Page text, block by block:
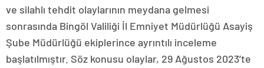
ve silahlı tehdit olaylarının meydana gelmesi
sonrasında Bingöl Valiliği İl Emniyet Müdürlüğü Asayiş
Şube Müdürlüğü ekiplerince ayrıntılı inceleme
başlatılmıştır. Söz konusu olaylar, 29 Ağustos 2023’te